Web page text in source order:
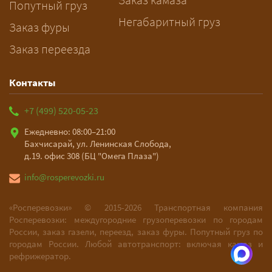
оплата после доставки, перед
выгрузкой.
Попутный груз
Заказ фуры
Заказ переезда
Негабаритный груз
Контакты
+7 (499) 520-05-23
Ежедневно: 08:00–21:00
Бахчисарай, ул. Ленинская Слобода,
д.19. офис 308 (БЦ "Омега Плаза")
info@rosperevozki.ru
«Росперевозки» © 2015-2026
Транспортная компания
Росперевозки: междугородние грузоперевозки по городам
России, заказ газели, переезд, заказ фуры. Попутный груз по
городам России. Любой автотранспорт: включая камаз и
рефрижератор.